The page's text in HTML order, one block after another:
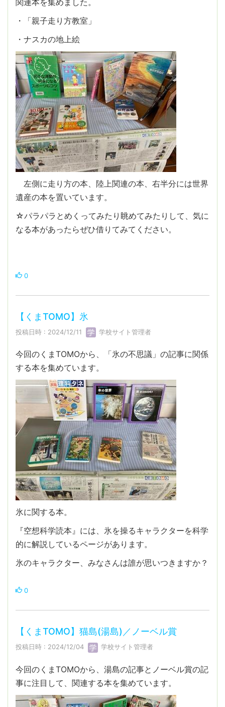
・「親子走り方教室」
・ナスカの地上絵
左側に走り方の本、陸上関連の本、右半分には世界
遺産の本を置いています。
☆パラパラとめくってみたり眺めてみたりして、気に
なる本があったらぜひ借りてみてください。
0
【くまTOMO】氷
投稿日時 : 2024/12/11 学校サイト管理者
今回のくまTOMOから、「氷の不思議」の記事に関係
する本を集めています。
氷に関する本。
『空想科学読本』には、氷を操るキャラクターを科学
的に解説しているページがあります。
氷のキャラクター、みなさんは誰が思いつきますか？
0
【くまTOMO】猫島(湯島)／ノーベル賞
投稿日時 : 2024/12/04 学校サイト管理者
今回のくまTOMOから、湯島の記事とノーベル賞の記
事に注目して、関連する本を集めています。